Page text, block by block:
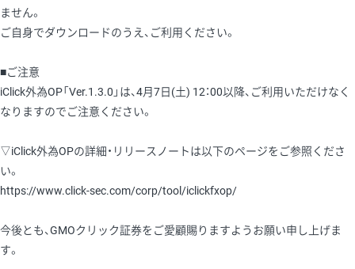
ません。
ご自身でダウンロードのうえ、ご利用ください。
■ご注意
iClick外為OP「Ver.1.3.0」は、4月7日(土) 12：00以降、ご利用いただけなく
なりますのでご注意ください。
▽iClick外為OPの詳細・リリースノートは以下のページをご参照くださ
い。
https://www.click-sec.com/corp/tool/iclickfxop/
今後とも、GMOクリック証券をご愛顧賜りますようお願い申し上げま
す。